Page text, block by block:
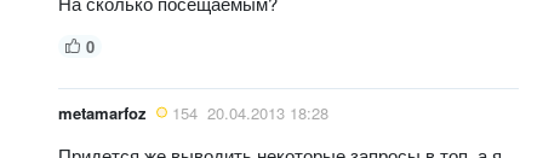
0
metamarfoz 154 20.04.2013 18:28